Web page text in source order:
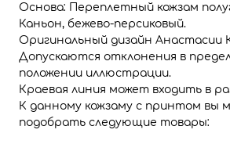
Основа: Переплетный кожзам
Каньон, бежево-персиковый.
Оригинальный дизайн Анастасии
Допускаются отклонения в
положении иллюстрации.
Краевая линия может входить в
К данному кожзаму с принтом вы
подобрать следующие товары: